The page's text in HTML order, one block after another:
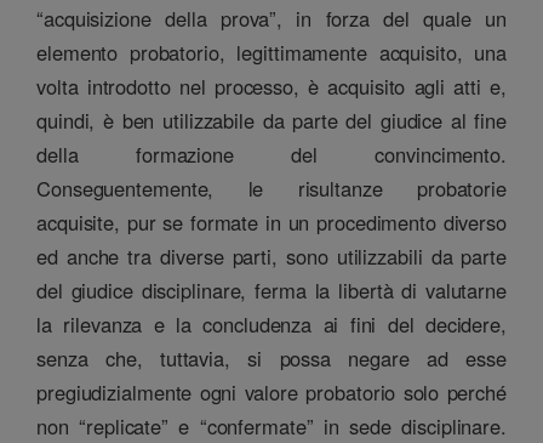
“acquisizione della prova”, in forza del quale un
elemento probatorio, legittimamente acquisito, una
volta introdotto nel processo, è acquisito agli atti e,
quindi, è ben utilizzabile da parte del giudice al fine
della formazione del convincimento.
Conseguentemente, le risultanze probatorie
acquisite, pur se formate in un procedimento diverso
ed anche tra diverse parti, sono utilizzabili da parte
del giudice disciplinare, ferma la libertà di valutarne
la rilevanza e la concludenza ai fini del decidere,
senza che, tuttavia, si possa negare ad esse
pregiudizialmente ogni valore probatorio solo perché
non “replicate” e “confermate” in sede disciplinare.